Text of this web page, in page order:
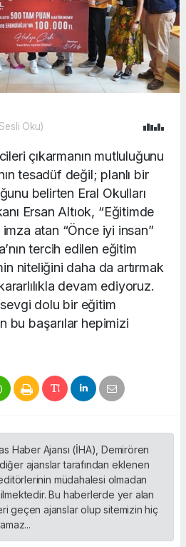
Oku)
çıkarmanın mutluluğunu
tesadüf değil; planlı bir
belirten Eral Okulları
Ersan Altıok, “Eğitimde
imza atan “Önce iyi insan”
tercih edilen eğitim
niteliğini daha da artırmak
devam ediyoruz.
dolu bir eğitim
bu başarılar hepimizi
Haber Ajansı (İHA), Demirören
ajanslar tarafından eklenen
müdahalesi olmadan
Bu haberlerde yer alan
geçen ajanslar olup sitemizin hiç